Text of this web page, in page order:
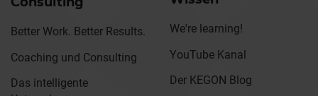
Better Work. Better Results.
Coaching und Consulting
Das intelligente
We're learning!
YouTube Kanal
Der KEGON Blog